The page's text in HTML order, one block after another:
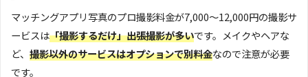
マッチングアプリ写真のプロ撮影料金が7,000～12,000円の撮影サ
ービスは「撮影するだけ」出張撮影が多いです。メイクやヘアな
ど、 撮影以外のサービスはオプションで別料金なので注意が必要
です。